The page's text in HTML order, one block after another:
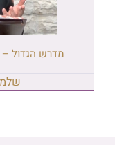
מדרש הגדול